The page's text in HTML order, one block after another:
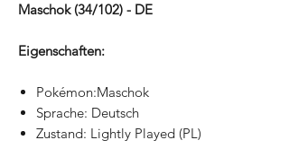
Maschok (34/102) - DE
Eigenschaften:
Pokémon:Maschok
Sprache: Deutsch
Zustand: Lightly Played (PL)